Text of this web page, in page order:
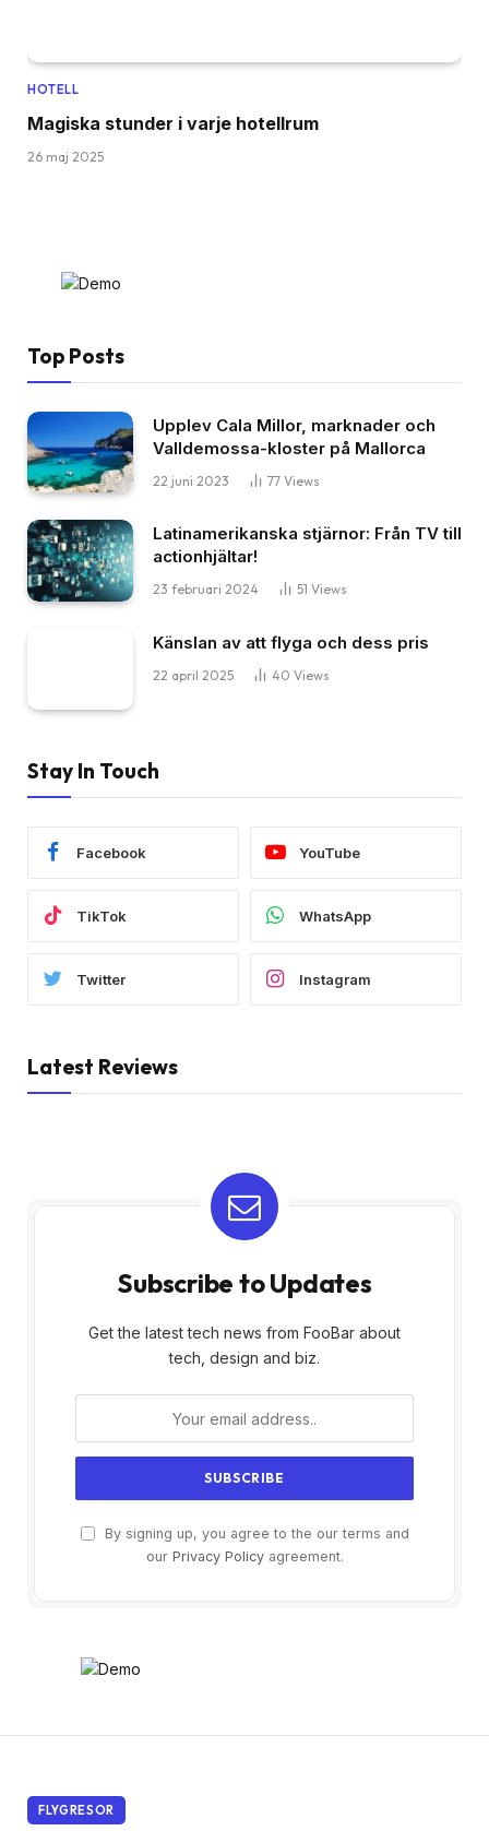
HOTELL
Magiska stunder i varje hotellrum
26 maj 2025
Top Posts
Upplev Cala Millor, marknader och
Valldemossa-kloster på Mallorca
22 juni 2023 77 Views
Latinamerikanska stjärnor: Från TV till
actionhjältar!
23 februari 2024 51 Views
Känslan av att flyga och dess pris
22 april 2025 40 Views
Stay In Touch
Facebook YouTube
TikTok WhatsApp
Twitter Instagram
Latest Reviews
Subscribe to Updates
Get the latest tech news from FooBar about
tech, design and biz.
By signing up, you agree to the our terms and
our Privacy Policyagreement.
FLYGRESOR